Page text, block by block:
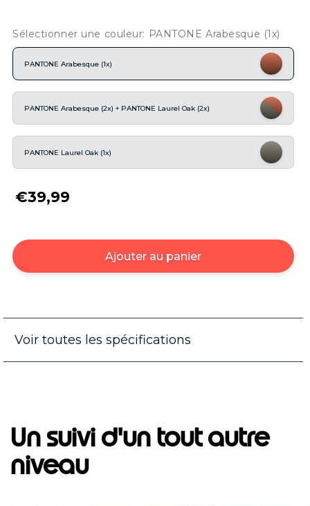
Sélectionner une couleur: PANTONE Arabesque (1x)
PANTONE Arabesque (1x)
PANTONE Arabesque (2x) + PANTONE Laurel Oak (2x)
PANTONE Laurel Oak (1x)
€39,99
Ajouter au panier
Voir toutes les spécifications
Un suivi d'un tout autre
niveau